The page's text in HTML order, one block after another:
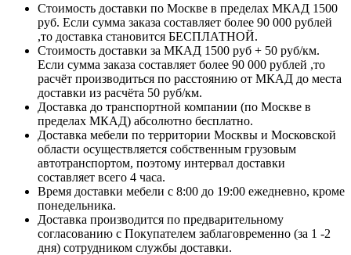
Стоимость доставки по Москве в пределах МКАД 1500
руб. Если сумма заказа составляет более 90 000 рублей
,то доставка становится БЕСПЛАТНОЙ.
Стоимость доставки за МКАД 1500 руб + 50 руб/км.
Если сумма заказа составляет более 90 000 рублей ,то
расчёт производиться по расстоянию от МКАД до места
доставки из расчёта 50 руб/км.
Доставка до транспортной компании (по Москве в
пределах МКАД) абсолютно бесплатно.
Доставка мебели по территории Москвы и Московской
области осуществляется собственным грузовым
автотранспортом, поэтому интервал доставки
составляет всего 4 часа.
Время доставки мебели с 8:00 до 19:00 ежедневно, кроме
понедельника.
Доставка производится по предварительному
согласованию с Покупателем заблаговременно (за 1 -2
дня) сотрудником службы доставки.